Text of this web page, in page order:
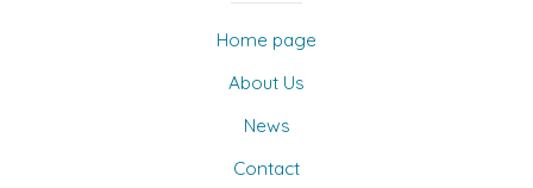
Home page
About Us
News
Contact